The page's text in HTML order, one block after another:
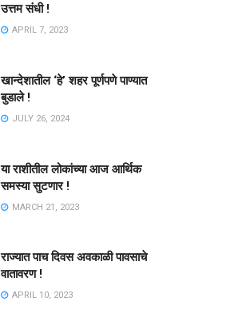
उत्तम संधी !
APRIL 7, 2023
खान्देशातील ‘हे’ शहर पूर्णपणे पाण्यात
बुडाले !
JULY 26, 2024
या राशीतील लोकांच्या आज आर्थिक
समस्या सुटणार !
MARCH 21, 2023
राज्यात पाच दिवस अवकाळी पावसाचे
वातावरण !
APRIL 10, 2023